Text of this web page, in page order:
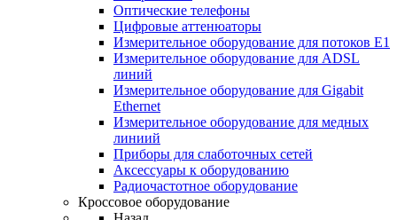
Оптические телефоны
Цифровые аттенюаторы
Измерительное оборудование для потоков Е1
Измерительное оборудование для ADSL
линий
Измерительное оборудование для Gigabit
Ethernet
Измерительное оборудование для медных
линиий
Приборы для слаботочных сетей
Аксессуары к оборудованию
Радиочастотное оборудование
Кроссовое оборудование